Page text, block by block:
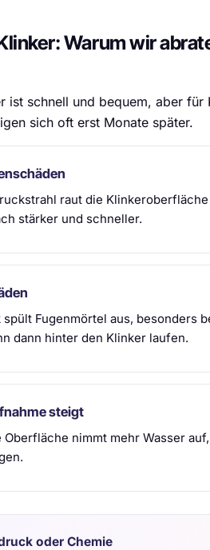
Warum wir
ist schnell und bequem, aber
sich oft erst Monate später.
raut die
stärker und schneller.
Fugenmörtel aus, besonders
dann hinter den Klinker laufen.
steigt
nimmt mehr Wasser
oder Chemie